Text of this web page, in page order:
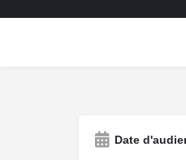
Date